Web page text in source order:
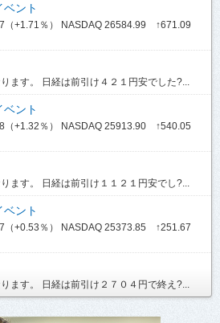
ント
+1.71％） NASDAQ 26584.99 ↑671.09
ます。 日経は前引け４２１円安でした?...
ント
+1.32％） NASDAQ 25913.90 ↑540.05
ます。 日経は前引け１１２１円安でし?...
ント
+0.53％） NASDAQ 25373.85 ↑251.67
ます。 日経は前引け２７０４円で終え?...